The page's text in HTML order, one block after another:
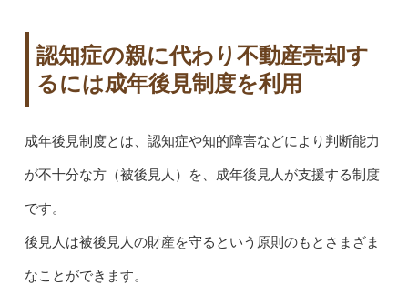
認知症の親に代わり不動産売却す
るには成年後見制度を利用
成年後見制度とは、認知症や知的障害などにより判断能力
が不十分な方（被後見人）を、成年後見人が支援する制度
です。
後見人は被後見人の財産を守るという原則のもとさまざま
なことができます。